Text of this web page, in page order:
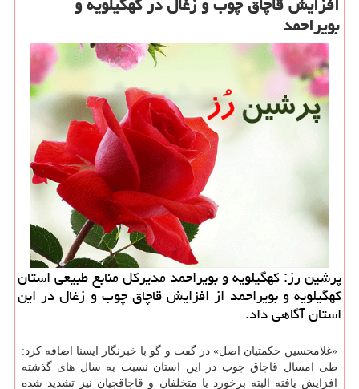
بویراحمد
پرشین رز: كهگیلویه و بویراحمد مدیركل منابع طبیعی استان
كهگیلویه و بویراحمد از افزایش قاچاق چوب و زغال در این
استان آگاهی داد.
«غلامحسین حکمتیان اصل» در گفت و گو با خبرنگار ایسنا اضافه کرد:
طی امسال قاچاق چوب در این استان نسبت به سال های گذشته
افزایش یافته البته برخورد با متخلفان و قاچاقچیان نیز تشدید شده